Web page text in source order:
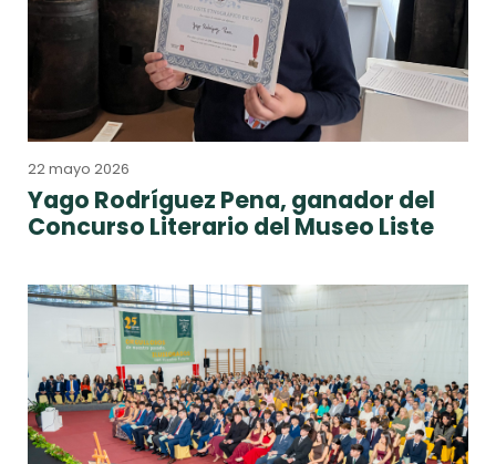
22 mayo 2026
Yago Rodríguez Pena, ganador del
Concurso Literario del Museo Liste